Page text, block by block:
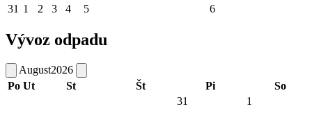
31 1 2 3 4 5 6
Vývoz odpadu
August2026
Po Ut St Št Pi So
31
1